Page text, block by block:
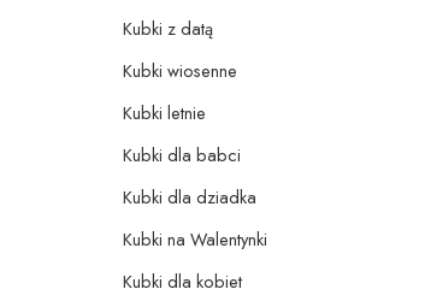
Kubki z datą
Kubki wiosenne
Kubki letnie
Kubki dla babci
Kubki dla dziadka
Kubki na Walentynki
Kubki dla kobiet